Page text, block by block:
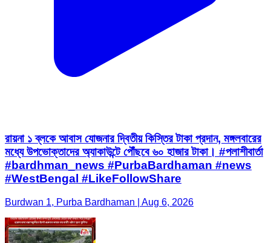
রায়না ১ ব্লকে আবাস যোজনার দ্বিতীয় কিস্তির টাকা প্রদান, মঙ্গলবারের
মধ্যে উপভোক্তাদের অ্যাকাউন্টে পৌঁছবে ৬০ হাজার টাকা। #পলাশীবার্তা
#bardhman_news #PurbaBardhaman #news
#WestBengal #LikeFollowShare
Burdwan 1, Purba Bardhaman | Aug 6, 2026